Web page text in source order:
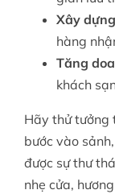
Xây
hàng
Tăng
khách
Hãy thử tưởng
bước vào
được sự thư
nhẹ cửa,